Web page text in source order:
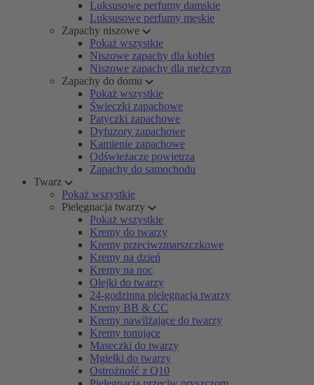
Luksusowe perfumy damskie
Luksusowe perfumy męskie
Zapachy niszowe
Pokaż wszystkie
Niszowe zapachy dla kobiet
Niszowe zapachy dla mężczyzn
Zapachy do domu
Pokaż wszystkie
Świeczki zapachowe
Patyczki zapachowe
Dyfuzory zapachowe
Kamienie zapachowe
Odświeżacze powietrza
Zapachy do samochodu
Twarz
Pokaż wszystkie
Pielęgnacja twarzy
Pokaż wszystkie
Kremy do twarzy
Kremy przeciwzmarszczkowe
Kremy na dzień
Kremy na noc
Olejki do twarzy
24-godzinna pielęgnacja twarzy
Kremy BB & CC
Kremy nawilżające do twarzy
Kremy tonujące
Maseczki do twarzy
Mgiełki do twarzy
Ostrożność z Q10